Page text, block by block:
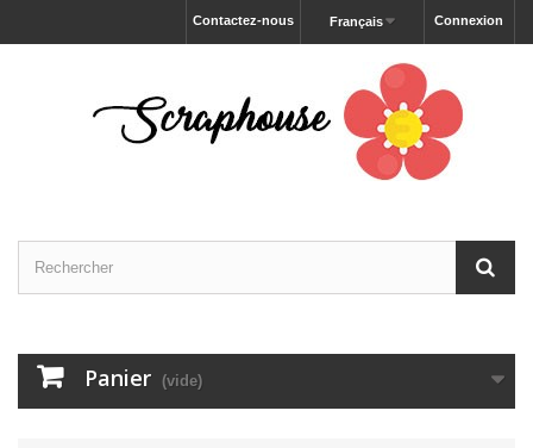
Connexion
Français
Contactez-nous
Panier (vide)